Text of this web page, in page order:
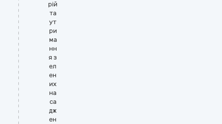
рій
та
ут
ри
ма
нн
я з
ел
ен
их
на
са
дж
ен